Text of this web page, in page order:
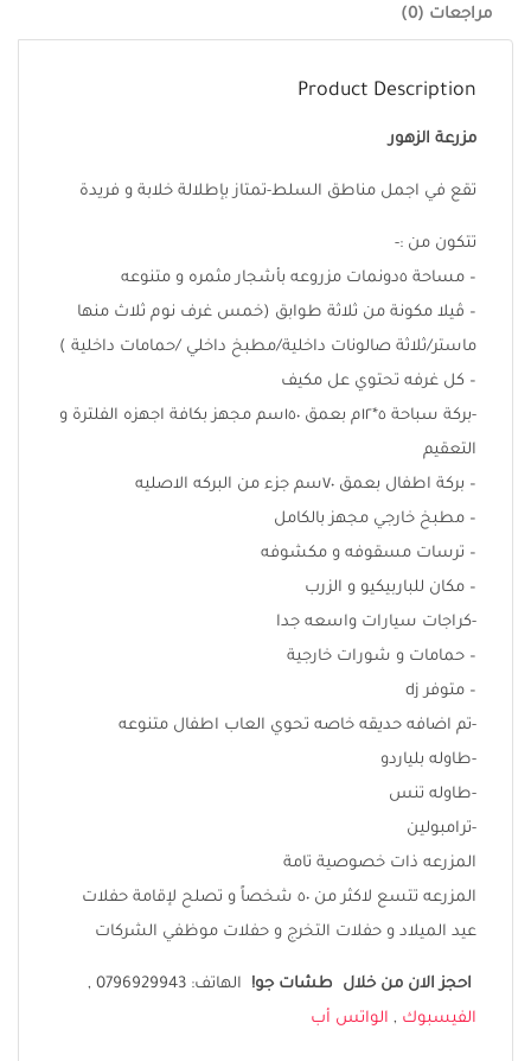
مراجعات (0)
Product Description
مزرعة الزهور
تقع في اجمل مناطق السلط-تمتاز بإطلالة خلابة و فريدة
تتكون من :-
– مساحة ٥دونمات مزروعه بأشجار مثمره و متنوعه
– ڤيلا مكونة من ثلاثة طوابق (خمس غرف نوم ثلاث منها
ماستر/ثلاثة صالونات داخلية/مطبخ داخلي /حمامات داخلية )
– كل غرفه تحتوي عل مكيف
-بركة سباحة ٥*١٢م بعمق ١٥٠سم مجهز بكافة اجهزه الفلترة و
التعقيم
– بركة اطفال بعمق ٧٠سم جزء من البركه الاصليه
– مطبخ خارجي مجهز بالكامل
– ترسات مسقوفه و مكشوفه
– مكان للباربيكيو و الزرب
-كراجات سيارات واسعه جدا
– حمامات و شورات خارجية
– متوفر dj
-تم اضافه حديقه خاصه تحوي العاب اطفال متنوعه
-طاوله بلياردو
-طاوله تنس
-ترامبولين
المزرعه ذات خصوصية تامة
المزرعه تتسع لاكثر من ٥٠ شخصاً و تصلح لإقامة حفلات
عيد الميلاد و حفلات التخرج و حفلات موظفي الشركات
احجز الان من خلال طشات جو! الهاتف: 0796929943 ,
الفيسبوك , الواتس أب